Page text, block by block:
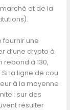
et de la
fournir une
d’une crypto à
rebond à 130,
la ligne de cou
à la moyenne
: sur des
résulter